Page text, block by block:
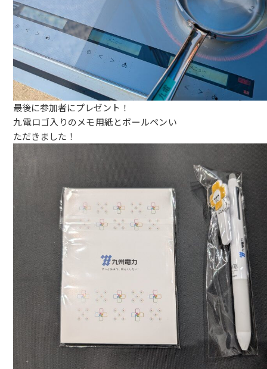
最後に参加者にプレゼント！
九電ロゴ入りのメモ用紙とボールペンい
ただきました！